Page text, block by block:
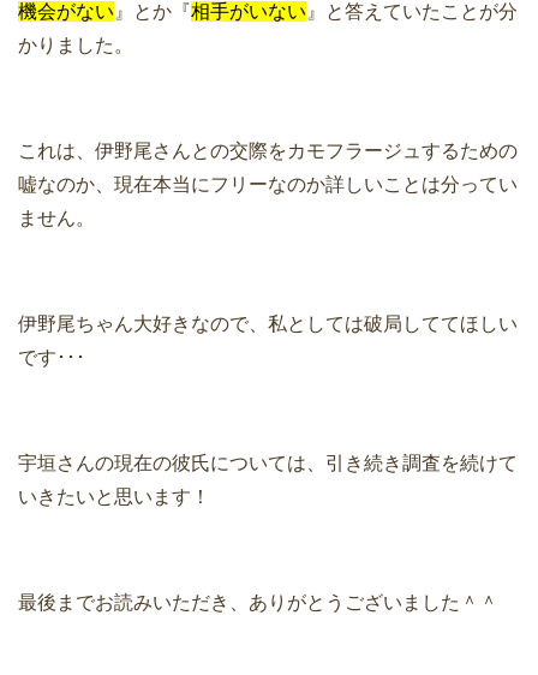
機会がない 』とか『相手がいない 』と答えていたことが分
かりました。
これは、伊野尾さんとの交際をカモフラージュするための
嘘なのか、現在本当にフリーなのか詳しいことは分ってい
ません。
伊野尾ちゃん大好きなので、私としては破局しててほしい
です･･･
宇垣さんの現在の彼氏については、引き続き調査を続けて
いきたいと思います！
最後までお読みいただき、ありがとうございました＾＾